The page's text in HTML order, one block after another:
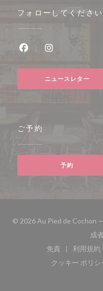
フォローしてください
ニュースレター
ご予約
予約
© 2026 Au Pied de Cochon
成者
免責
((新しいウィ
利用規約
((
クッキー ポリシ
((新